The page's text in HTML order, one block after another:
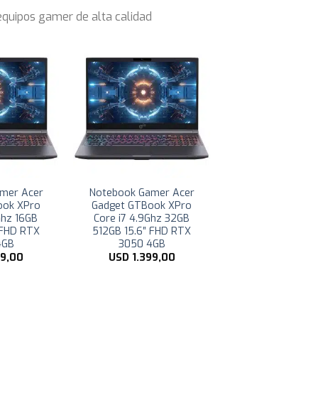
gamer de alta calidad
Asus
A15
Ryzen
1TB SSD
3050 4GB
Notebook Gamer Asus
TUF Gaming A15
FA506NCG-HN204 Ryzen
7 4.7Ghz 16GB 1TB SSD
15.6″ FHD RTX 3050 4GB
USD1.629,01